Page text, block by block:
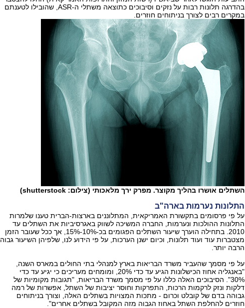
בהדרגה תלונות רבות על נזקים וסיבוכים כתוצאה משתלי ה‭,ASR-‬ שהובילו לטענתם
במקרים רבים לצורך בניתוחים חוזרים.
השתלים אושרו בהליך מקוצר. מפרק ירך מלאכותי (צילום: shutterstock)
התלונות נערמות בארה"ב
על פי פרסומים בתקשורת האמריקאית, המתלוננים בארצות-הברית טענו שלמרות
התלונות ההולכות ונערמות, החברה המשיכה לשווק באגרסיביות את השתלים עד
‭.2010‬ בתחילה הוערך שיעור השתלים הפגומים בכ‭,15%-10%-‬ אך ככל שעובר הזמן
מצטברות עוד ועוד תלונות, וכיום ישנן הערכות, על פי הידוע לנו, שלפיהן השיעור גבוה
הרבה יותר.
על פי מסמך שהעביר משרד הבריאות בארץ למנהלי בתי החולים במארס השנה,
"באנגליה אחוז הכישלונות הגיע עד כדי ‭,20%‬ ומומחים מעריכים כי יגיע עד כדי
‭."30%‬ הסיבוכים האלה כללו על פי מסמך משרד הבריאות, "תגובות מקומיות של
דלקות ונזק לרקמות הרכות, התפרקות וחוסר יציבות של השתל, אפשרות של רמה
גבוהה בדם של קובלט וכרום - מתכות המצויות בשתלים האלה, וצורך בניתוחים
חוזרים להחלפת השתל באחוז הגבוה מזה המקובל בשתלים אחרים".